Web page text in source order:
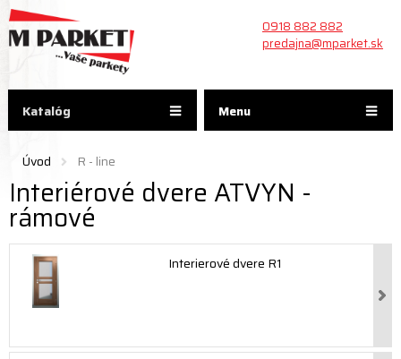
Menu
0918 882 882
predajna@mparket.sk
Úvod R - line
Interiérové dvere ATVYN -
rámové
Interierové dvere R1
Katalóg